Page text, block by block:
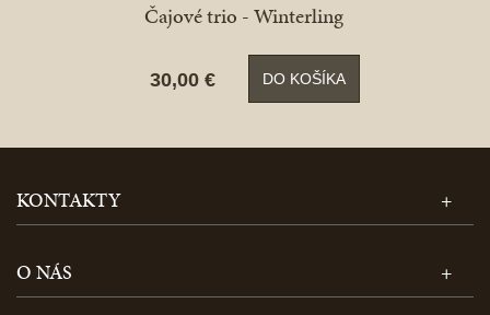
Čajové trio - Winterling
30,00 € DO KOŠÍKA
KONTAKTY
O NÁS